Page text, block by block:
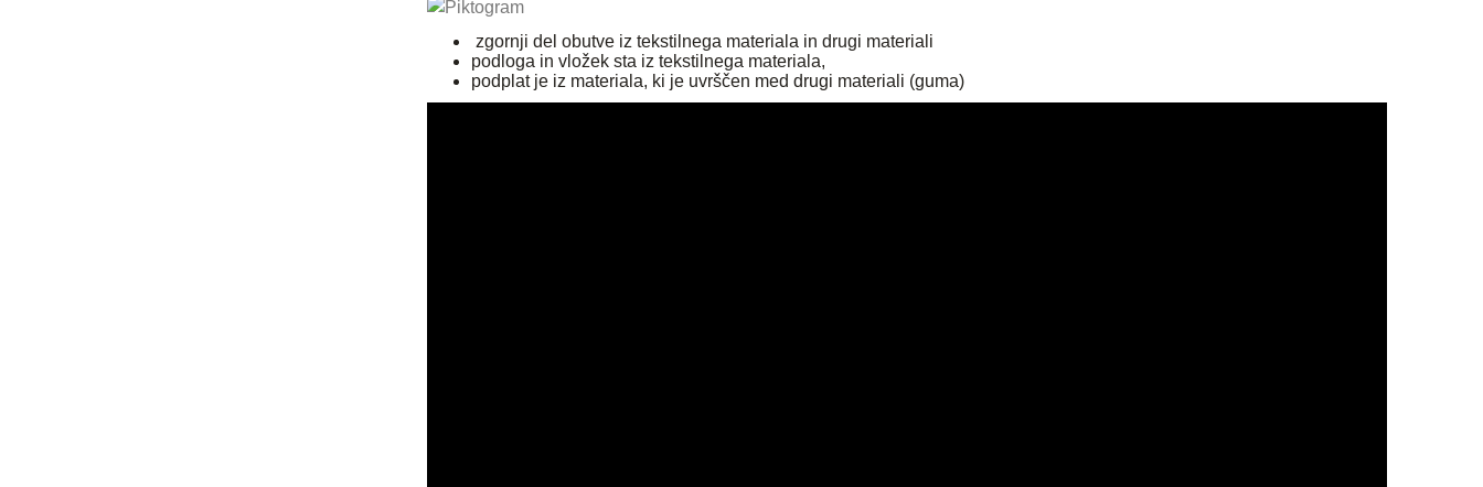
zgornji del obutve iz tekstilnega materiala in drugi materiali
podloga in vložek sta iz tekstilnega materiala,
podplat je iz materiala, ki je uvrščen med drugi materiali (guma)